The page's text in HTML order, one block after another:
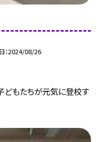
2024/08/26
どもたちが元気に登校す